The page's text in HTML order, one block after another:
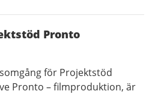
Pronto
för Projektstöd
Pronto – filmproduktion, är